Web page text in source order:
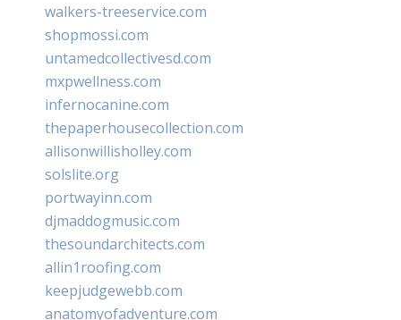
walkers-treeservice.com
shopmossi.com
untamedcollectivesd.com
mxpwellness.com
infernocanine.com
thepaperhousecollection.com
allisonwillisholley.com
solslite.org
portwayinn.com
djmaddogmusic.com
thesoundarchitects.com
allin1roofing.com
keepjudgewebb.com
anatomyofadventure.com